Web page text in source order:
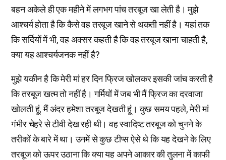
बहन अकेले ही एक महीने में लगभग पांच तरबूज खा लेती है। मुझे
आश्चर्य होता है कि कैसे वह तरबूज खाने से थकती नहीं है। यहां तक
कि सर्दियों में भी, वह अक्सर कहती है कि वह तरबूज खाना चाहती है,
क्या यह आश्चर्यजनक नहीं है?
मुझे यकीन है कि मेरी मां हर दिन फ्रिज खोलकर इसकी जांच करती है
कि तरबूज खत्म तो नहीं है। गर्मियों में जब भी मैं फ्रिज का दरवाजा
खोलती हूं, मैं अंदर हमेशा तरबूज देखती हूं। कुछ समय पहले, मेरी मां
गंभीर चेहरे से टीवी देख रही थी। वह स्वादिष्ट तरबूज को चुनने के
तरीकों के बारे में था। उनमें से कुछ टीप्स ऐसे थे कि यह देखने के लिए
तरबूज को ऊपर उठाना कि क्या यह अपने आकार की तुलना में काफी